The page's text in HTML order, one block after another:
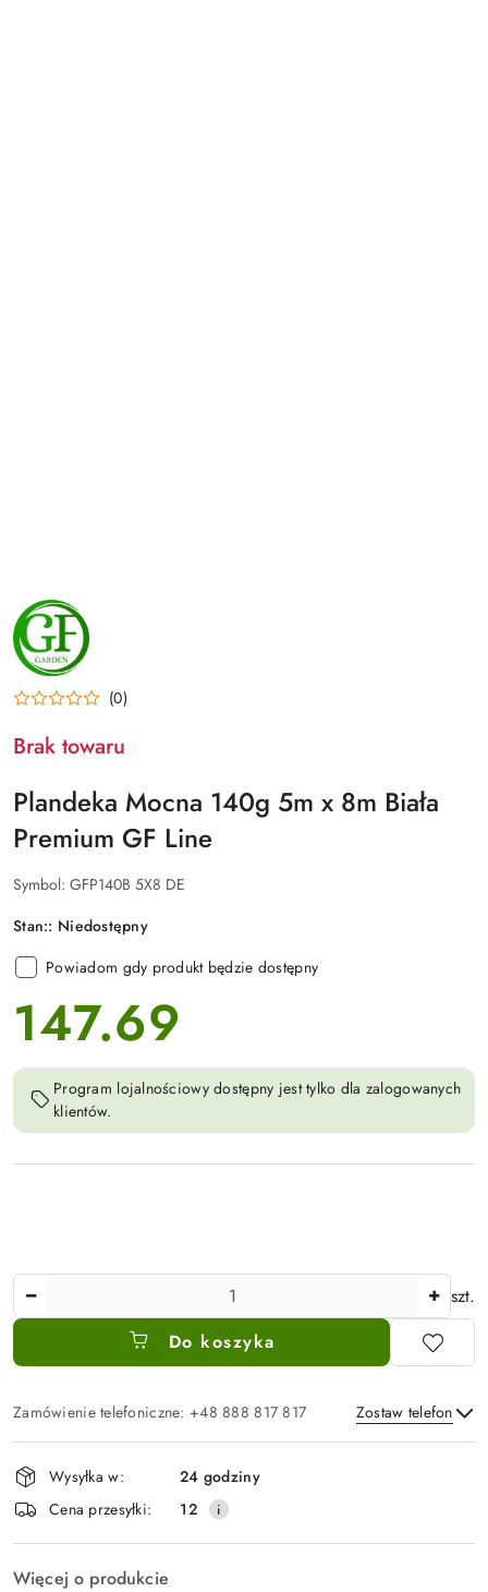
NAZWA
PRODUCENTA:
GF
GARDEN
(0)
Brak towaru
Plandeka Mocna 140g 5m x 8m Biała
Premium GF Line
Symbol: GFP140B 5X8 DE
Stan:: Niedostępny
Powiadom gdy produkt będzie dostępny
cena:
147.69
Program lojalnościowy dostępny jest tylko dla zalogowanych
klientów.
szt.
Do koszyka
Zamówienie telefoniczne: +48 888 817 817 Zostaw telefon
Wyślij
Dostępność
i
dostawa
Wysyłka w:
24 godziny
Cena przesyłki:
12
Więcej o produkcie